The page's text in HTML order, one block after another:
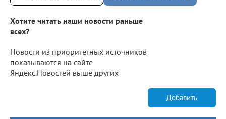
Хотите читать наши новости раньше
всех?
Новости из приоритетных источников
показываются на сайте
Яндекс.Новостей выше других
Добавить